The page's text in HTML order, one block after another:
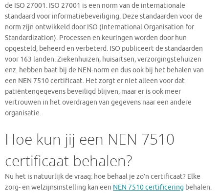
de ISO 27001. ISO 27001 is een norm van de internationale
standaard voor informatiebeveiliging. Deze standaarden voor de
norm zijn ontwikkeld door ISO (International Organisation for
Standardization). Processen en keuringen worden door hun
opgesteld, beheerd en verbeterd. ISO publiceert de standaarden
voor 163 landen. Ziekenhuizen, huisartsen, verzorgingstehuizen
enz. hebben baat bij de NEN-norm en dus ook bij het behalen van
een NEN 7510 certificaat. Het zorgt er niet alleen voor dat
patiëntengegevens beveiligd blijven, maar er is ook meer
vertrouwen in het overdragen van gegevens naar een andere
organisatie.
Hoe kun jij een NEN 7510
certificaat behalen?
Nu het is natuurlijk de vraag: hoe behaal je zo’n certificaat? Elke
zorg- en welzijnsinstelling kan een NEN 7510 certificering behalen.